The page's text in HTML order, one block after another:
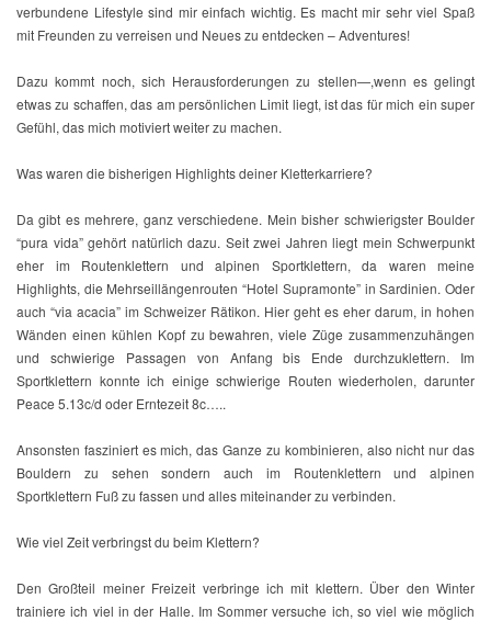
verbundene Lifestyle sind mir einfach wichtig. Es macht mir sehr viel Spaß
mit Freunden zu verreisen und Neues zu entdecken – Adventures!
Dazu kommt noch, sich Herausforderungen zu stellen—,wenn es gelingt
etwas zu schaffen, das am persönlichen Limit liegt, ist das für mich ein super
Gefühl, das mich motiviert weiter zu machen.
Was waren die bisherigen Highlights deiner Kletterkarriere?
Da gibt es mehrere, ganz verschiedene. Mein bisher schwierigster Boulder
“pura vida” gehört natürlich dazu. Seit zwei Jahren liegt mein Schwerpunkt
eher im Routenklettern und alpinen Sportklettern, da waren meine
Highlights, die Mehrseillängenrouten “Hotel Supramonte” in Sardinien. Oder
auch “via acacia” im Schweizer Rätikon. Hier geht es eher darum, in hohen
Wänden einen kühlen Kopf zu bewahren, viele Züge zusammenzuhängen
und schwierige Passagen von Anfang bis Ende durchzuklettern. Im
Sportklettern konnte ich einige schwierige Routen wiederholen, darunter
Peace 5.13c/d oder Erntezeit 8c…..
Ansonsten fasziniert es mich, das Ganze zu kombinieren, also nicht nur das
Bouldern zu sehen sondern auch im Routenklettern und alpinen
Sportklettern Fuß zu fassen und alles miteinander zu verbinden.
Wie viel Zeit verbringst du beim Klettern?
Den Großteil meiner Freizeit verbringe ich mit klettern. Über den Winter
trainiere ich viel in der Halle. Im Sommer versuche ich, so viel wie möglich